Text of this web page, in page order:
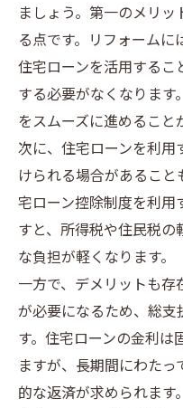
ましょう。第一のメリ
る点です。リフォームに
住宅ローンを活用する
する必要がなくなりま
をスムーズに進めること
次に、住宅ローンを利
けられる場合があるこ
宅ローン控除制度を利
すと、所得税や住民税
な負担が軽くなります。
一方で、デメリットも
が必要になるため、総
す。住宅ローンの金利は
ますが、長期間にわた
的な返済が求められます。